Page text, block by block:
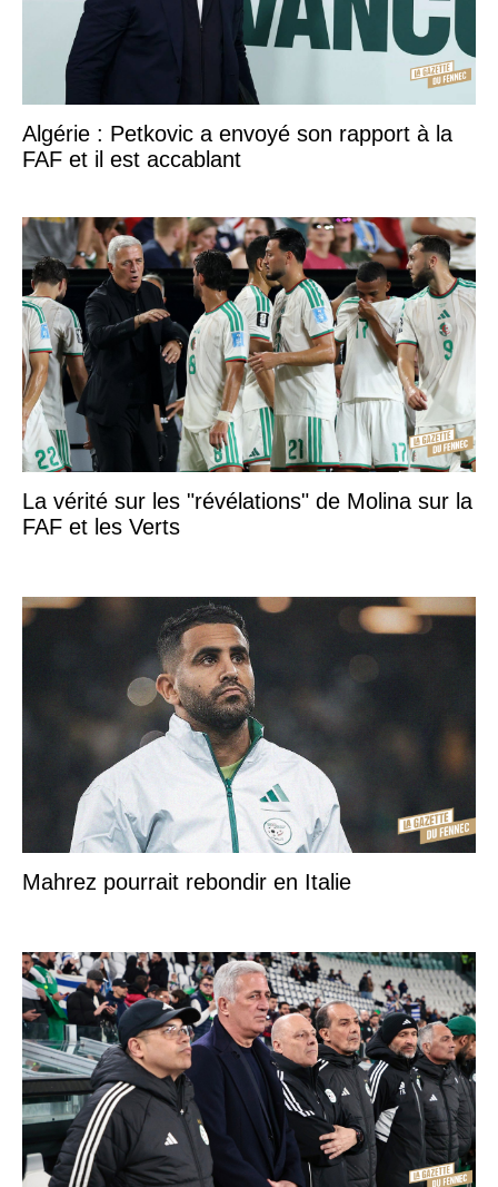
Algérie : Petkovic a envoyé son rapport à la
FAF et il est accablant
La vérité sur les "révélations" de Molina sur la
FAF et les Verts
Mahrez pourrait rebondir en Italie